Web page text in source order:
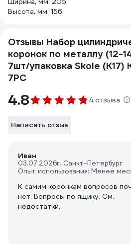
Высота, мм: 156
Отзывы Набор
коронок по металлу (12-
7шт/упаковка Skole (K17)
7PC
4.8 4 отзыва
Написать отзыв
Иван
03.07.2026г. Санкт-Петербург
Опыт использования: Менее
К самим коронкам вопросов
нет. Вопросы по ящику. См.
недостатки.